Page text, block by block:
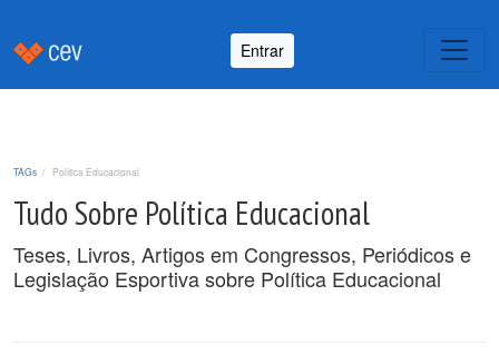
Entrar
TAGs Política Educacional
Tudo Sobre Política Educacional
Teses, Livros, Artigos em Congressos, Periódicos e
Legislação Esportiva sobre Política Educacional